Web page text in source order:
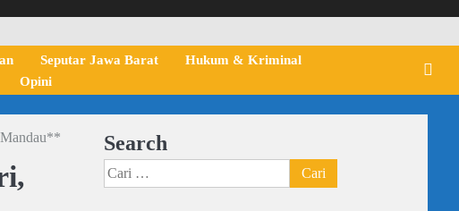
Seputar Jawa Barat
Hukum & Kriminal
Opini
Search
Cari
untuk: